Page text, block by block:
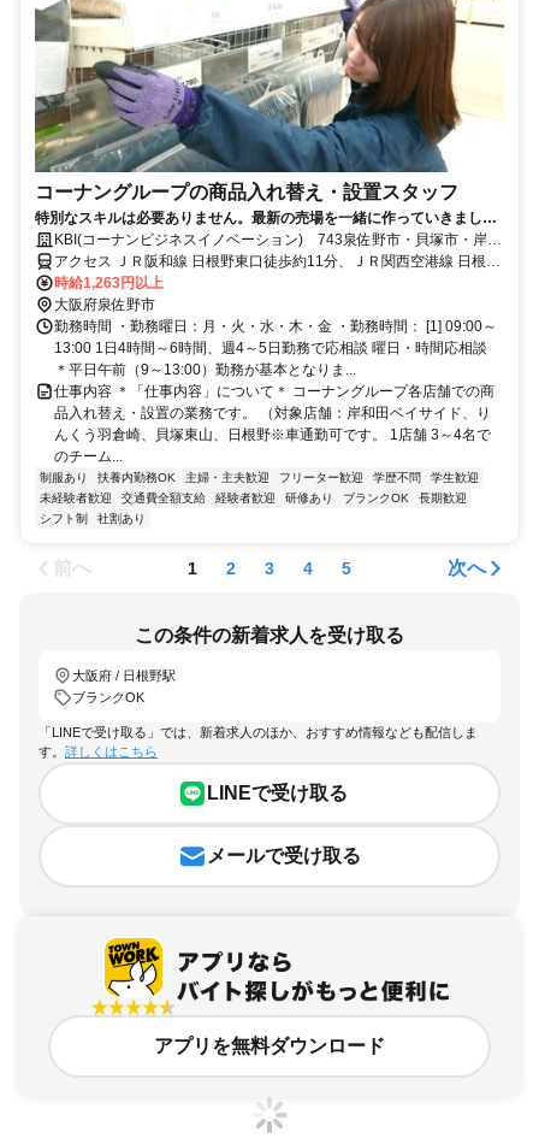
コーナングループの商品入れ替え・設置スタッフ
特別なスキルは必要ありません。最新の売場を一緒に作っていきましょ
う KBI(コーナンビジネスイノベーション) 743泉佐野市・貝塚市・岸和
田市エリア
アクセス ＪＲ阪和線 日根野東口徒歩約11分、ＪＲ関西空港線 日根野
東口徒歩約11分、ＪＲ阪和線/ＪＲ関西空港線 熊取東口徒歩約19分
時給1,263円以上
大阪府泉佐野市
勤務時間 ・勤務曜日：月・火・水・木・金 ・勤務時間： [1] 09:00～
13:00 1日4時間～6時間、週4～5日勤務で応相談 曜日・時間応相談
＊平日午前（9～13:00）勤務が基本となりま...
仕事内容 ＊「仕事内容」について＊ コーナングループ各店舗での商
品入れ替え・設置の業務です。 （対象店舗：岸和田ベイサイド、り
んくう羽倉崎、貝塚東山、日根野※車通勤可です。 1店舗 3～4名で
のチーム...
制服あり 扶養内勤務OK 主婦・主夫歓迎 フリーター歓迎 学歴不問
学生歓迎
未経験者歓迎
交通費全額支給 経験者歓迎 研修あり ブランクOK
長期歓迎
シフト制
社割あり
前へ 1 2 3 4 5 次へ
この条件の新着求人を受け取る
大阪府 / 日根野駅
ブランクOK
「LINEで受け取る」では、新着求人のほか、おすすめ情報なども配信しま
す。 詳しくはこちら
LINEで受け取る
メールで受け取る
アプリを無料ダウンロード